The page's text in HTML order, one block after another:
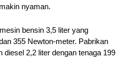
nyaman.
bensin 3,5 liter yang
355 Newton-meter. Pabrikan
diesel 2,2 liter dengan tenaga 199